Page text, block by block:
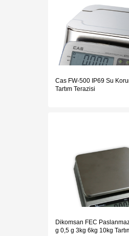
Cas FW-500 IP69 Su
Tartım Terazisi
Dikomsan FEC
g 0,5 g 3kg 6kg 10kg